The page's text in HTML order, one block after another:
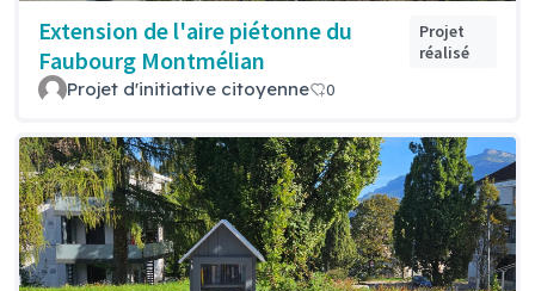
Extension de l'aire piétonne du
Faubourg Montmélian
Projet
réalisé
Projet d'initiative citoyenne 0